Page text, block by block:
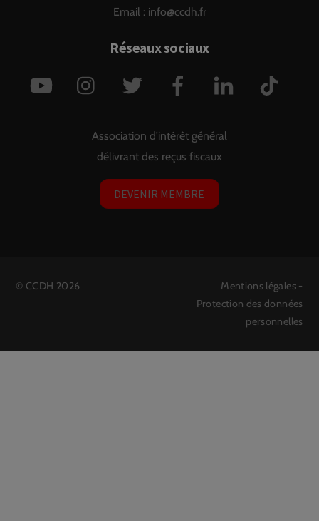
Email : info@ccdh.fr
Réseaux sociaux
YouTube Instagram Twitter Facebook LinkedIn
Association d'intérêt général
délivrant des reçus fiscaux
DEVENIR MEMBRE
© CCDH 2026 Mentions légales -
Protection des données
personnelles